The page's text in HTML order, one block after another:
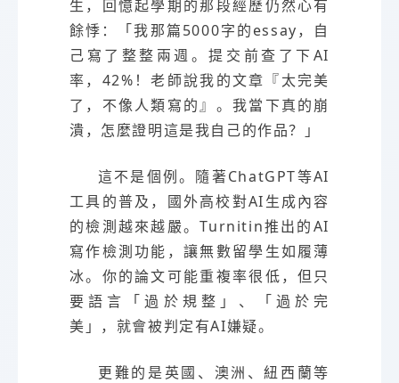
生，回憶起學期的那段經歷仍然心有
餘悸：「我那篇5000字的essay，自
己寫了整整兩週。提交前查了下AI
率，42%！老師說我的文章『太完美
了，不像人類寫的』。我當下真的崩
潰，怎麼證明這是我自己的作品？」
這不是個例。隨著ChatGPT等AI
工具的普及，國外高校對AI生成內容
的檢測越來越嚴。Turnitin推出的AI
寫作檢測功能，讓無數留學生如履薄
冰。你的論文可能重複率很低，但只
要語言「過於規整」、「過於完
美」，就會被判定有AI嫌疑。
更難的是英國、澳洲、紐西蘭等